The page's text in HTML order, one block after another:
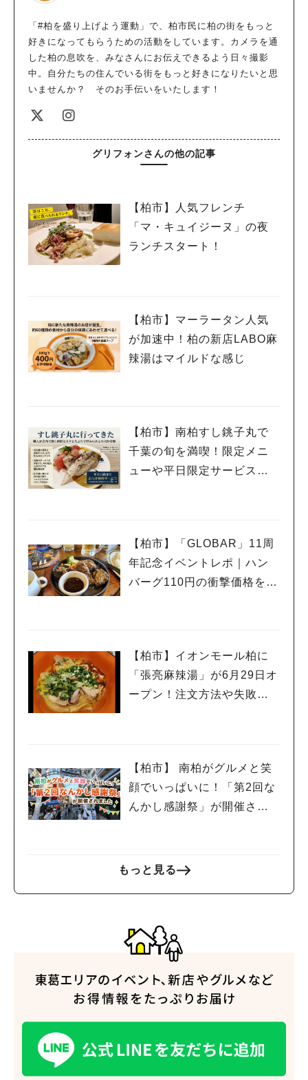
「#柏を盛り上げよう運動」で、柏市民に柏の街をもっと
好きになってもらうための活動をしています。カメラを通
した柏の息吹を、みなさんにお伝えできるよう日々撮影
中。自分たちの住んでいる街をもっと好きになりたいと思
いませんか？ そのお手伝いをいたします！
グリフォンさんの他の記事
【柏市】人気フレンチ
「マ・キュイジーヌ」の夜
ランチスタート！
【柏市】マーラータン人気
が加速中！柏の新店LABO麻
辣湯はマイルドな感じ
【柏市】南柏すし銚子丸で
千葉の旬を満喫！限定メニ
ューや平日限定サービスを
【柏市】「GLOBAR」11周
年記念イベントレポ｜ハン
バーグ110円の衝撃価格を体
【柏市】イオンモール柏に
「張亮麻辣湯」が6月29日オ
ープン！注文方法や失敗し
【柏市】 南柏がグルメと笑
顔でいっぱいに！「第2回な
んかし感謝祭」が開催され
もっと見る
人気のキーワード
#ラーメン
#イベント#公園 #教えたい／教えて投稿記事
#教えたい/こんなの見つけた